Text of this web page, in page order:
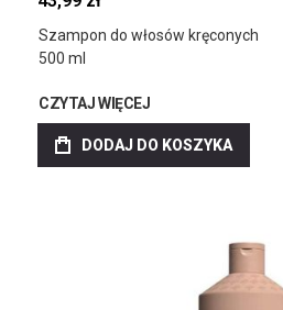
Szampon do włosów kręconych
500 ml
CZYTAJ WIĘCEJ
DODAJ DO KOSZYKA